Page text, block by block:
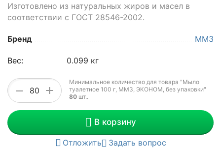
Изготовлено из натуральных жиров и масел в
соответствии с ГОСТ 28546-2002.
Бренд ММЗ
Вес: 0.099 кг
+
−
Минимальное количество для товара "Мыло
туалетное 100 г, ММЗ, ЭКОНОМ, без упаковки"
80 шт..
В корзину
Отложить Задать вопрос